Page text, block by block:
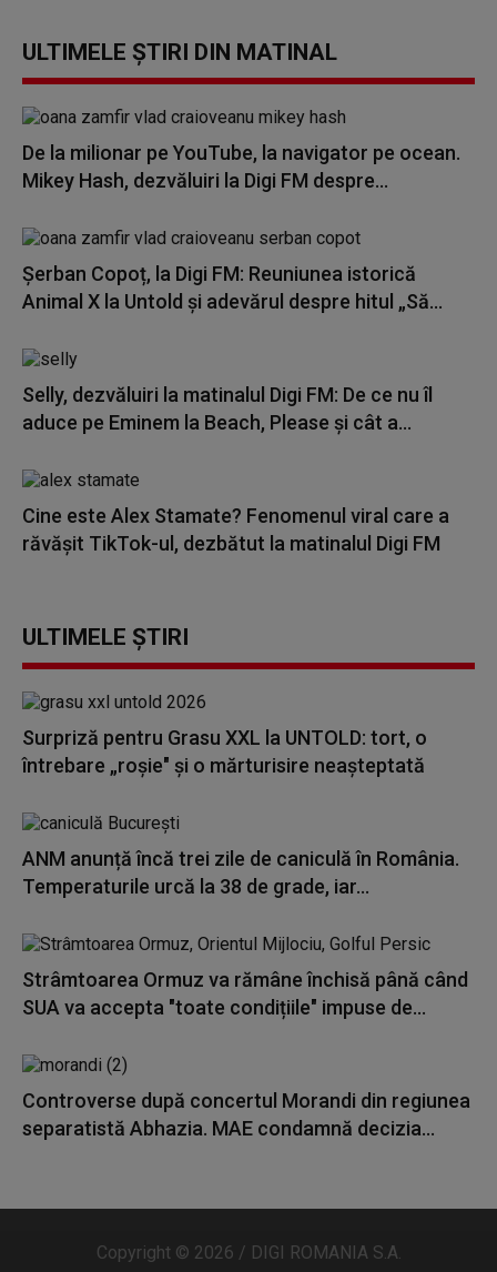
ULTIMELE ȘTIRI DIN MATINAL
De la milionar pe YouTube, la navigator pe ocean.
Mikey Hash, dezvăluiri la Digi FM despre...
Șerban Copoț, la Digi FM: Reuniunea istorică
Animal X la Untold și adevărul despre hitul „Să...
Selly, dezvăluiri la matinalul Digi FM: De ce nu îl
aduce pe Eminem la Beach, Please și cât a...
Cine este Alex Stamate? Fenomenul viral care a
răvășit TikTok-ul, dezbătut la matinalul Digi FM
ULTIMELE ȘTIRI
Surpriză pentru Grasu XXL la UNTOLD: tort, o
întrebare „roșie" și o mărturisire neașteptată
ANM anunță încă trei zile de caniculă în România.
Temperaturile urcă la 38 de grade, iar...
Strâmtoarea Ormuz va rămâne închisă până când
SUA va accepta "toate condițiile" impuse de...
Controverse după concertul Morandi din regiunea
separatistă Abhazia. MAE condamnă decizia...
Copyright © 2026 / DIGI ROMANIA S.A.